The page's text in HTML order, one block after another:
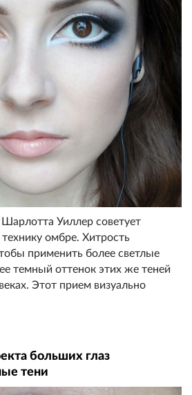
Уиллер советует
омбре. Хитрость
применить более светлые
темный оттенок этих же теней
Этот прием визуально
больших глаз
тени